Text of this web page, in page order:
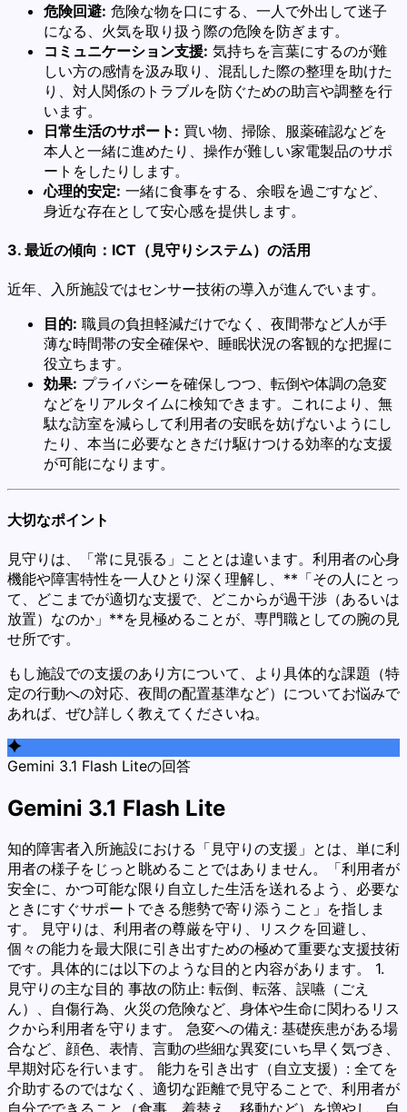
危険回避: 危険な物を口にする、一人で外出して迷子
になる、火気を取り扱う際の危険を防ぎます。
コミュニケーション支援: 気持ちを言葉にするのが難
しい方の感情を汲み取り、混乱した際の整理を助けた
り、対人関係のトラブルを防ぐための助言や調整を行
います。
日常生活のサポート: 買い物、掃除、服薬確認などを
本人と一緒に進めたり、操作が難しい家電製品のサポ
ートをしたりします。
心理的安定: 一緒に食事をする、余暇を過ごすなど、
身近な存在として安心感を提供します。
3. 最近の傾向：ICT（見守りシステム）の活用
近年、入所施設ではセンサー技術の導入が進んでいます。
目的: 職員の負担軽減だけでなく、夜間帯など人が手
薄な時間帯の安全確保や、睡眠状況の客観的な把握に
役立ちます。
効果: プライバシーを確保しつつ、転倒や体調の急変
などをリアルタイムに検知できます。これにより、無
駄な訪室を減らして利用者の安眠を妨げないようにし
たり、本当に必要なときだけ駆けつける効率的な支援
が可能になります。
大切なポイント
見守りは、「常に見張る」こととは違います。利用者の心身
機能や障害特性を一人ひとり深く理解し、**「その人にとっ
て、どこまでが適切な支援で、どこからが過干渉（あるいは
放置）なのか」**を見極めることが、専門職としての腕の見
せ所です。
もし施設での支援のあり方について、より具体的な課題（特
定の行動への対応、夜間の配置基準など）についてお悩みで
あれば、ぜひ詳しく教えてくださいね。
Gemini 3.1 Flash Liteの回答
Gemini 3.1 Flash Lite
知的障害者入所施設における「見守りの支援」とは、単に利
用者の様子をじっと眺めることではありません。「利用者が
安全に、かつ可能な限り自立した生活を送れるよう、必要な
ときにすぐサポートできる態勢で寄り添うこと」を指しま
す。 見守りは、利用者の尊厳を守り、リスクを回避し、
個々の能力を最大限に引き出すための極めて重要な支援技術
です。具体的には以下のような目的と内容があります。 1.
見守りの主な目的 事故の防止: 転倒、転落、誤嚥（ごえ
ん）、自傷行為、火災の危険など、身体や生命に関わるリス
クから利用者を守ります。 急変への備え: 基礎疾患がある場
合など、顔色、表情、言動の些細な異変にいち早く気づき、
早期対応を行います。 能力を引き出す（自立支援）: 全てを
介助するのではなく、適切な距離で見守ることで、利用者が
自分でできること（食事、着替え、移動など）を増やし、自